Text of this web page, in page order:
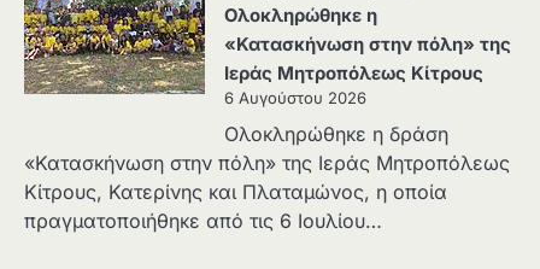
Ολοκληρώθηκε η
«Κατασκήνωση στην πόλη» της
Ιεράς Μητροπόλεως Κίτρους
6 Αυγούστου 2026
Ολοκληρώθηκε η δράση
«Κατασκήνωση στην πόλη» της Ιεράς Μητροπόλεως
Κίτρους, Κατερίνης και Πλαταμώνος, η οποία
πραγματοποιήθηκε από τις 6 Ιουλίου…